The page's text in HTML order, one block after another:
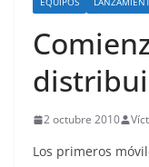
2 octubre 2010
Los primeros